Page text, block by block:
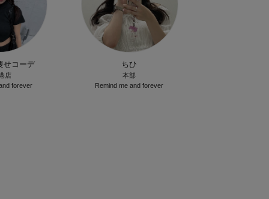
せコーデ
店
forever
ちひ
本部
Remind me and forever